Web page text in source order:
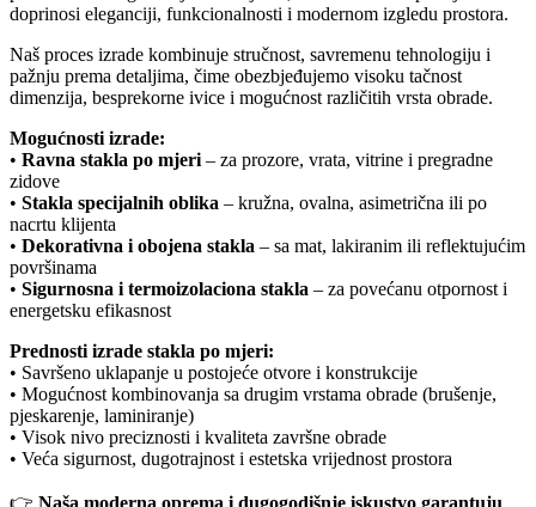
doprinosi eleganciji, funkcionalnosti i modernom izgledu prostora.
Naš proces izrade kombinuje stručnost, savremenu tehnologiju i
pažnju prema detaljima, čime obezbjeđujemo visoku tačnost
dimenzija, besprekorne ivice i mogućnost različitih vrsta obrade.
Mogućnosti izrade:
• Ravna stakla po mjeri – za prozore, vrata, vitrine i pregradne
zidove
• Stakla specijalnih oblika – kružna, ovalna, asimetrična ili po
nacrtu klijenta
• Dekorativna i obojena stakla – sa mat, lakiranim ili reflektujućim
površinama
• Sigurnosna i termoizolaciona stakla – za povećanu otpornost i
energetsku efikasnost
Prednosti izrade stakla po mjeri:
• Savršeno uklapanje u postojeće otvore i konstrukcije
• Mogućnost kombinovanja sa drugim vrstama obrade (brušenje,
pjeskarenje, laminiranje)
• Visok nivo preciznosti i kvaliteta završne obrade
• Veća sigurnost, dugotrajnost i estetska vrijednost prostora